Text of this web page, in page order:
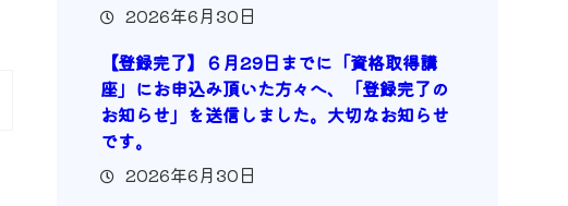
2026年6月30日
【登録完了】６月29日までに「資格取得講
座」にお申込み頂いた方々へ、「登録完了の
お知らせ」を送信しました。大切なお知らせ
です。
2026年6月30日